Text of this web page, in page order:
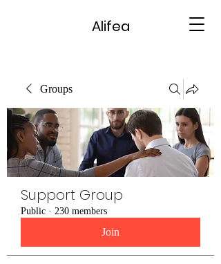
Alifea
Groups
Support Group
Public · 230 members
Join